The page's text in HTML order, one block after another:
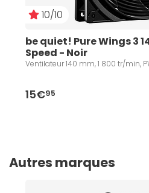
10/10
be quiet! Pure Wings 3
Speed - Noir
Ventilateur 140 mm, 1 800 tr/min,
15€95
Autres marques